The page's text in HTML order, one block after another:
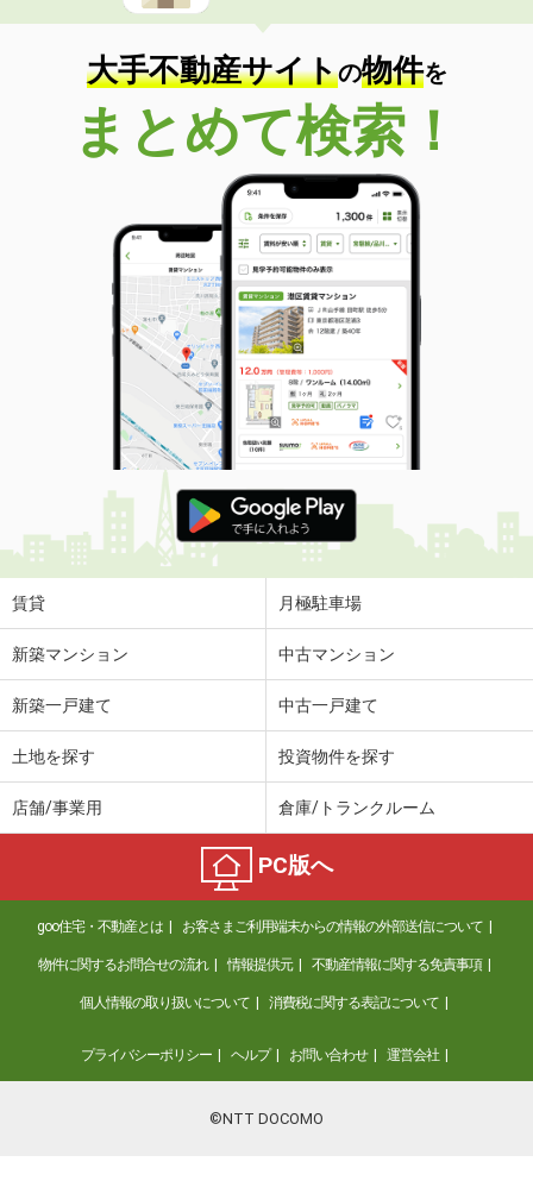
大手不動産サイトの物件を
まとめて検索！
賃貸 月極駐車場
新築マンション 中古マンション
新築一戸建て 中古一戸建て
土地を探す 投資物件を探す
店舗/事業用 倉庫/トランクルーム
PC版へ
goo住宅・不動産とは お客さまご利用端末からの情報の外部送信について
物件に関するお問合せの流れ 情報提供元 不動産情報に関する免責事項
個人情報の取り扱いについて 消費税に関する表記について
プライバシーポリシー ヘルプ お問い合わせ 運営会社
©NTT DOCOMO